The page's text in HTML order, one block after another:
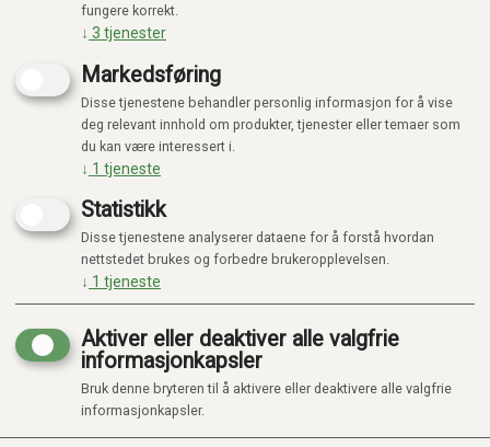
Kategorierfungere korrekt.
↓ 3 tjenester
Markedsføring
Disse tjenestene behandler personlig informasjon for å vise
deg relevant innhold om produkter, tjenester eller temaer som
du kan være interessert i.
↓ 1 tjeneste
Statistikk
Disse tjenestene analyserer dataene for å forstå hvordan
nettstedet brukes og forbedre brukeropplevelsen.
↓ 1 tjeneste
Aktiver eller deaktiver alle valgfrie
informasjonkapsler
Bruk denne bryteren til å aktivere eller deaktivere alle valgfrie
informasjonkapsler.